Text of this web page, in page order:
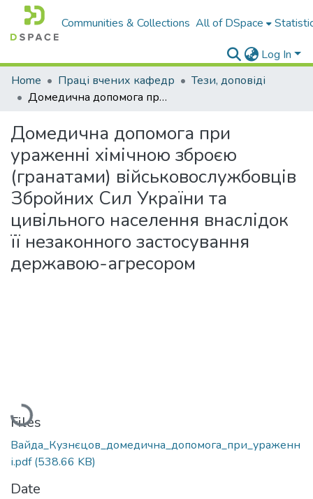
Communities & Collections All of DSpace
Log In
Home
Праці вчених кафедр
Тези, доповіді
Домедична допомога при ураженні хімічною зброєю (гранатами) військовослужбовців Збройних Сил України та цивільного населення внаслідок її незаконного застосування державою-агресором
Домедична допомога при
ураженні хімічною зброєю
(гранатами) військовослужбовців
Збройних Сил України та
цивільного населення внаслідок
її незаконного застосування
державою-агресором
Loading...
Files
Вайда_Кузнєцов_домедична_допомога_при_ураженн
і.pdf(538.66 KB)
Date